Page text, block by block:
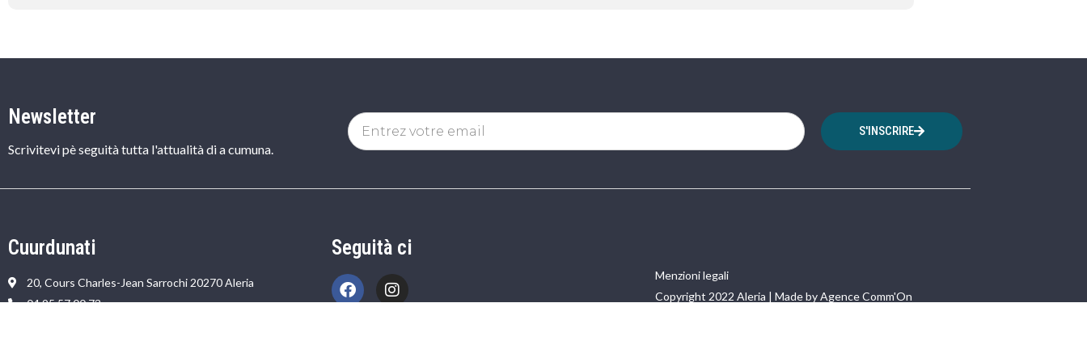
Newsletter
Scrivitevi pè seguità tutta l'attualità di a cumuna.
S'INSCRIRE
Cuurdunati
20, Cours Charles-Jean Sarrochi 20270 Aleria
04 95 57 00 73
Seguità ci
Menzioni legali
Copyright 2022 Aleria | Made by Agence Comm'On